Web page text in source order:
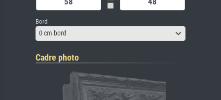
Bord
0 cm bord
Cadre photo